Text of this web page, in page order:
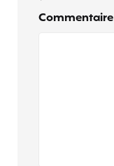
Commentaire